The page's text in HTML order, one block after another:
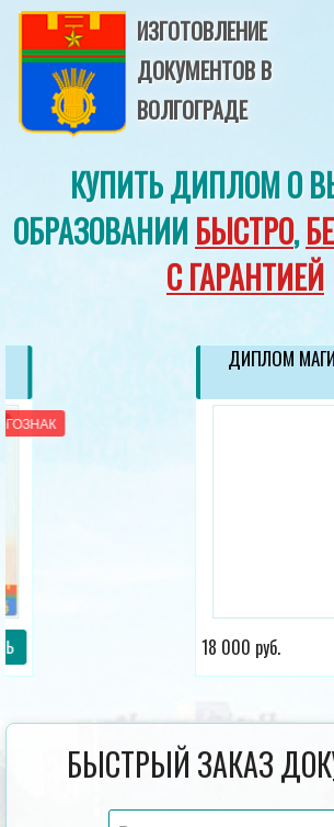
ИЗГОТОВЛЕНИЕ
ДОКУМЕНТОВ В
ВОЛГОГРАДЕ
КУПИТЬ ДИПЛОМ О
ОБРАЗОВАНИИБЫСТРО,
С ГАРАНТИЕЙ
ДИПЛОМ МАГИСТРА 2009-
БЫСТРЫЙ ЗАКАЗ